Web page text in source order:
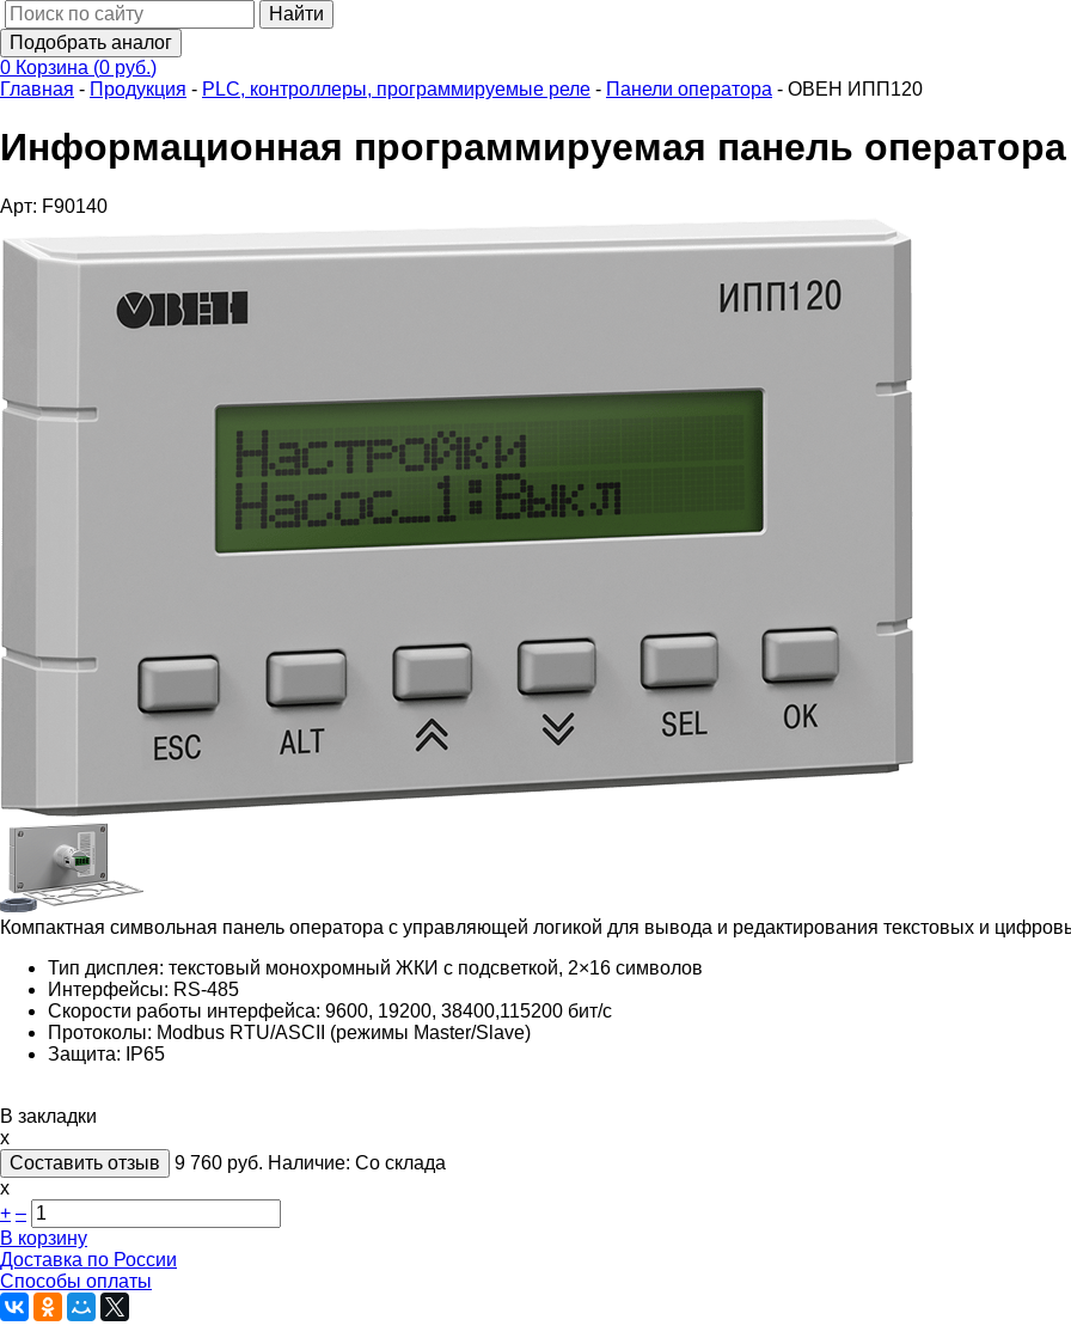
Найти
Подобрать аналог
0 Корзина (0 руб.)
Главная - Продукция - PLС, контроллеры, программируемые реле - Панели оператора - ОВЕН ИПП120
Информационная программируемая панель
Арт: F90140
Компактная символьная панель оператора с управляющей логикой для вывода и редактирования текстовых и
Тип дисплея: текстовый монохромный ЖКИ с подсветкой, 2×16 символов
Интерфейсы: RS-485
Скорости работы интерфейса: 9600, 19200, 38400,115200 бит/с
Протоколы: Modbus RTU/ASCII (режимы Master/Slave)
Защита: IP65
В закладки
x
Составить отзыв
9 760 руб. Наличие: Со склада
х
+ –
В корзину
Доставка по России
Способы оплаты